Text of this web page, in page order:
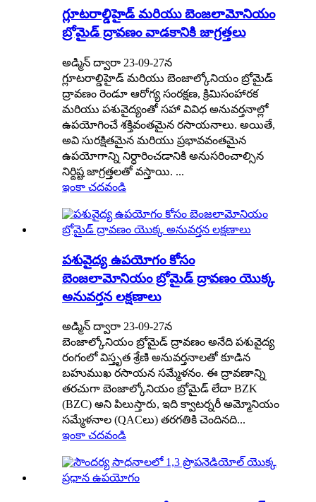
గ్లూటరాల్డిహైడ్ మరియు బెంజలామోనియం
బ్రోమైడ్ ద్రావణం వాడకానికి జాగ్రత్తలు
అడ్మిన్ ద్వారా 23-09-27న
గ్లూటరాల్డిహైడ్ మరియు బెంజాల్కోనియం బ్రోమైడ్
ద్రావణం రెండూ ఆరోగ్య సంరక్షణ, క్రిమిసంహారక
మరియు పశువైద్యంతో సహా వివిధ అనువర్తనాల్లో
ఉపయోగించే శక్తివంతమైన రసాయనాలు. అయితే,
అవి సురక్షితమైన మరియు ప్రభావవంతమైన
ఉపయోగాన్ని నిర్ధారించడానికి అనుసరించాల్సిన
నిర్దిష్ట జాగ్రత్తలతో వస్తాయి. ...
ఇంకా చదవండి
పశువైద్య ఉపయోగం కోసం
బెంజలామోనియం బ్రోమైడ్ ద్రావణం యొక్క
అనువర్తన లక్షణాలు
అడ్మిన్ ద్వారా 23-09-27న
బెంజాల్కోనియం బ్రోమైడ్ ద్రావణం అనేది పశువైద్య
రంగంలో విస్తృత శ్రేణి అనువర్తనాలతో కూడిన
బహుముఖ రసాయన సమ్మేళనం. ఈ ద్రావణాన్ని
తరచుగా బెంజాల్కోనియం బ్రోమైడ్ లేదా BZK
(BZC) అని పిలుస్తారు, ఇది క్వాటర్నరీ అమ్మోనియం
సమ్మేళనాల (QACలు) తరగతికి చెందినది...
ఇంకా చదవండి